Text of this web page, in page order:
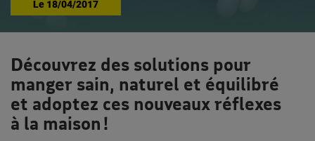
Le 18/04/2017
Découvrez des solutions pour
manger sain, naturel et équilibré
et adoptez ces nouveaux réflexes
à la maison !